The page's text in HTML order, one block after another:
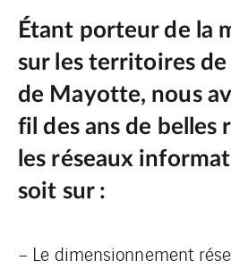
Étant porteur de la
sur les territoires
de Mayotte, nous
fil des ans de belles
les réseaux
soit sur :
– Le dimensionnement